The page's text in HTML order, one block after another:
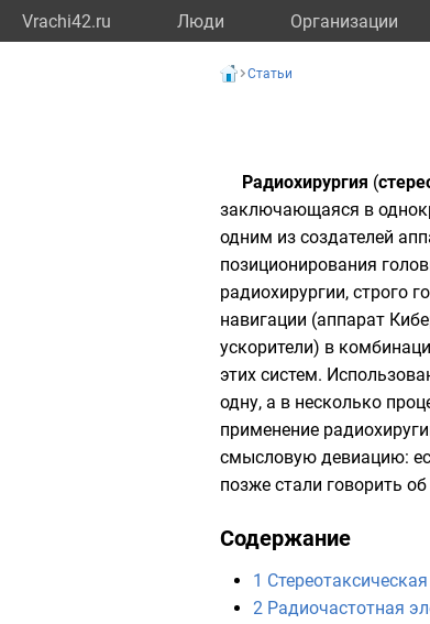
Vrachi42.ru Люди Организации
Статьи
Радиохирургия (
заключающаяся в
одним из создателей
позиционирования
радиохирургии, строго
навигации (аппарат
ускорители) в
этих систем.
одну, а в несколько
применение
смысловую девиацию:
позже стали говорить
Содержание
1
2 Радиочастотная